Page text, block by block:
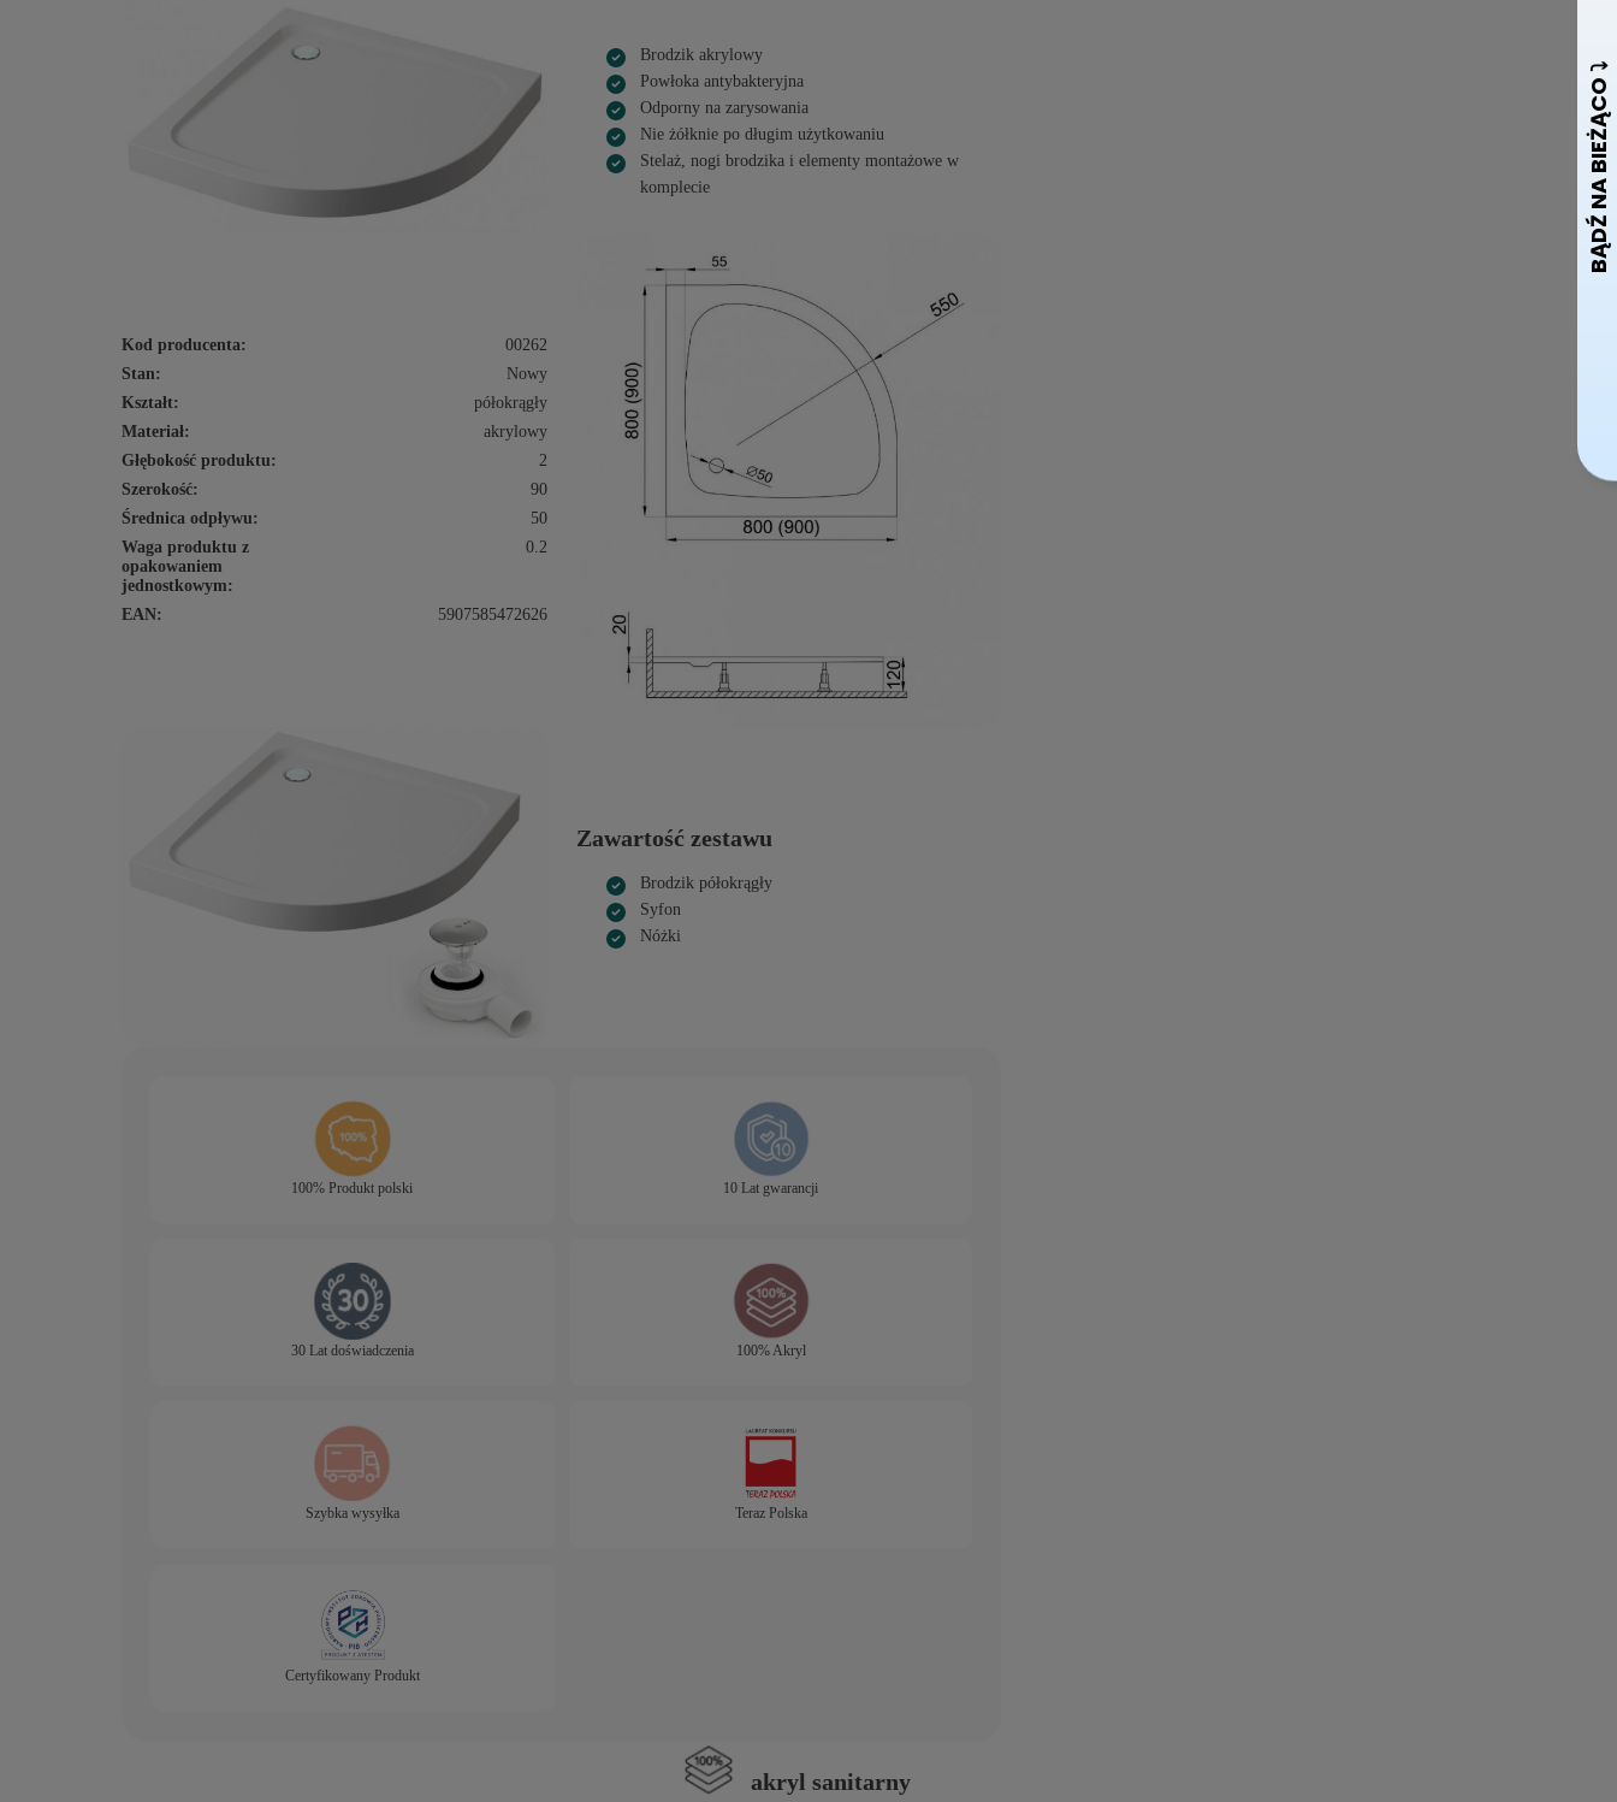
Brodzik akrylowy
Powłoka antybakteryjna
Odporny na zarysowania
Nie żółknie po długim użytkowaniu
Stelaż, nogi brodzika i elementy montażowe w
komplecie
Kod producenta:
00262
Stan:
Nowy
Kształt:
półokrągły
Materiał:
akrylowy
Głębokość produktu:
2
Szerokość:
90
Średnica odpływu:
50
Waga produktu z
opakowaniem
jednostkowym:
0.2
EAN: 5907585472626
Zawartość zestawu
Brodzik półokrągły
Syfon
Nóżki
100% Produkt polski 10 Lat gwarancji
30 Lat doświadczenia 100% Akryl
Szybka wysyłka Teraz Polska
Certyfikowany Produkt
akryl sanitarny